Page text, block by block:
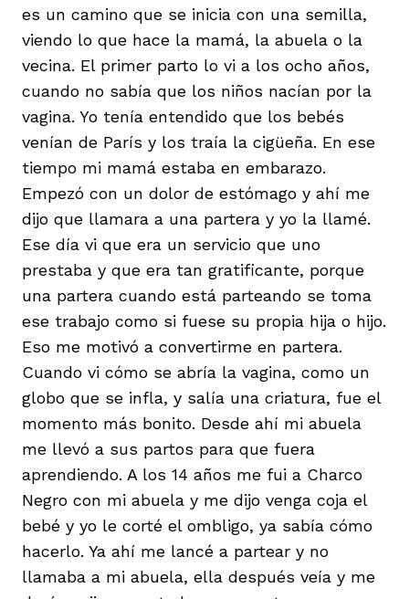
es un camino que se inicia con una semilla,
viendo lo que hace la mamá, la abuela o la
vecina. El primer parto lo vi a los ocho años,
cuando no sabía que los niños nacían por la
vagina. Yo tenía entendido que los bebés
venían de París y los traía la cigüeña. En ese
tiempo mi mamá estaba en embarazo.
Empezó con un dolor de estómago y ahí me
dijo que llamara a una partera y yo la llamé.
Ese día vi que era un servicio que uno
prestaba y que era tan gratificante, porque
una partera cuando está parteando se toma
ese trabajo como si fuese su propia hija o hijo.
Eso me motivó a convertirme en partera.
Cuando vi cómo se abría la vagina, como un
globo que se infla, y salía una criatura, fue el
momento más bonito. Desde ahí mi abuela
me llevó a sus partos para que fuera
aprendiendo. A los 14 años me fui a Charco
Negro con mi abuela y me dijo venga coja el
bebé y yo le corté el ombligo, ya sabía cómo
hacerlo. Ya ahí me lancé a partear y no
llamaba a mi abuela, ella después veía y me